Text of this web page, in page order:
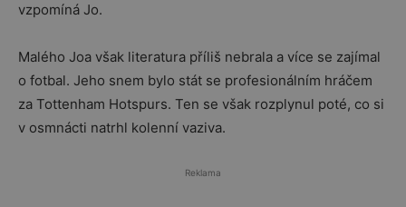
vzpomíná Jo.
Malého Joa však literatura příliš nebrala a více se zajímal
o fotbal. Jeho snem bylo stát se profesionálním hráčem
za Tottenham Hotspurs. Ten se však rozplynul poté, co si
v osmnácti natrhl kolenní vaziva.
Reklama